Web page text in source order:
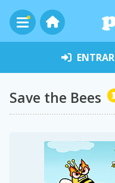
ENTRAR
Save the Bees